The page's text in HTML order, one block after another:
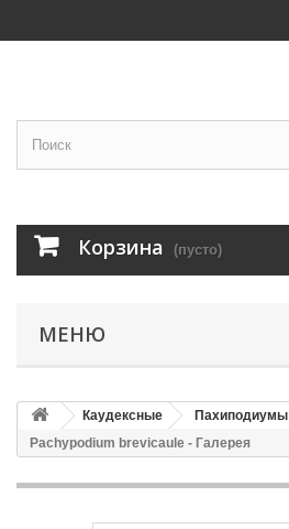
Корзина (пусто)
МЕНЮ
Каудексные Пахиподиумы
Pachypodium brevicaule - Галерея